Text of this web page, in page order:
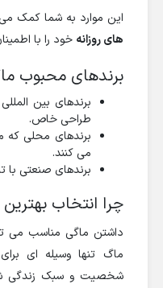
این موارد به شما کمک
های روزانه خود را با
برندهای محبوب
طراحی خاص.
برندهای محلی
می کنند.
برندهای صنعتی با
چرا انتخاب
داشتن ماگی مناسب می
ماگ تنها وسیله ای
شخصیت و سبک زندگی